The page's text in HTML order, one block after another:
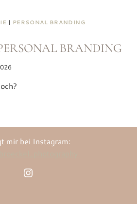
| PERSONAL BRANDING
BRANDING
mir bei Instagram:
Instagram